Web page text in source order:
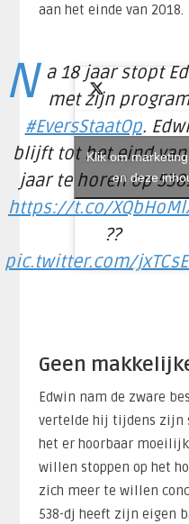
aan het einde van 2018.
N a 18 jaar stopt
met zijn
#EversStaatOp.
blijft tot het eind
jaar te horen op
https://t.co/
??
pic.twitter.com/
Klik om
en deze
Geen
Edwin nam de zware
vertelde hij tijdens zijn
het er hoorbaar
willen stoppen op het
zich meer te willen
538-dj heeft zijn eigen